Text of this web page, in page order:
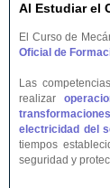
Al Estudiar el
El Curso de
Oficial de
Las
realizar
electricidad del
tiempos
seguridad y